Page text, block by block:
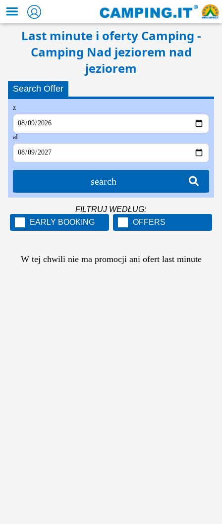
Last minute i oferty Camping -
Camping Nad jeziorem nad
jeziorem
Search Offer
z
al
search
FILTRUJ WEDŁUG:
EARLY BOOKING
OFFERS
W tej chwili nie ma promocji ani ofert last minute